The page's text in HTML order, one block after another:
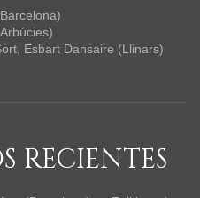
Esbart Dansaire (Llinars)
RECIENTES